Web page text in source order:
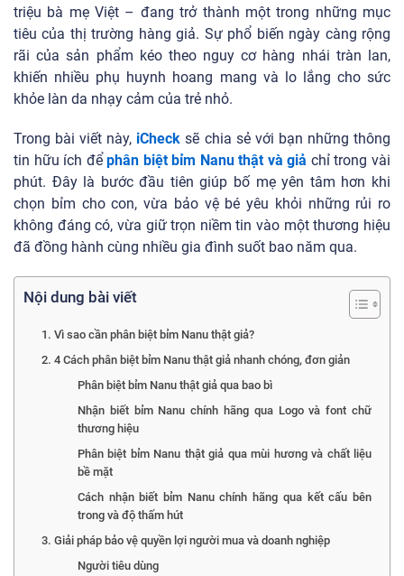
triệu bà mẹ Việt – đang trở thành một trong những mục
tiêu của thị trường hàng giả. Sự phổ biến ngày càng rộng
rãi của sản phẩm kéo theo nguy cơ hàng nhái tràn lan,
khiến nhiều phụ huynh hoang mang và lo lắng cho sức
khỏe làn da nhạy cảm của trẻ nhỏ.
Trong bài viết này, iCheck sẽ chia sẻ với bạn những thông
tin hữu ích đểphân biệt bỉm Nanu thật và giả chỉ trong vài
phút. Đây là bước đầu tiên giúp bố mẹ yên tâm hơn khi
chọn bỉm cho con, vừa bảo vệ bé yêu khỏi những rủi ro
không đáng có, vừa giữ trọn niềm tin vào một thương hiệu
đã đồng hành cùng nhiều gia đình suốt bao năm qua.
Nội dung bài viết
1. Vì sao cần phân biệt bỉm Nanu thật giả?
2. 4 Cách phân biệt bỉm Nanu thật giả nhanh chóng, đơn giản
Phân biệt bỉm Nanu thật giả qua bao bì
Nhận biết bỉm Nanu chính hãng qua Logo và font chữ
thương hiệu
Phân biệt bỉm Nanu thật giả qua mùi hương và chất liệu
bề mặt
Cách nhận biết bỉm Nanu chính hãng qua kết cấu bên
trong và độ thấm hút
3. Giải pháp bảo vệ quyền lợi người mua và doanh nghiệp
Người tiêu dùng